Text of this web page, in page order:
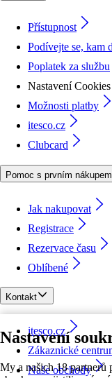
Nastavení
My a našich 18 partnerů
Přístupnost
Podívejte se, kam
Poplatek za službu
Nastavení Cookies
Možnosti platby
itesco.cz
Clubcard
Pomoc s prvním nákupem
Jak nakupovat
Registrace
Rezervace času
Oblíbené
Kontakt
itesco.cz
Zákaznické
Naše obchody